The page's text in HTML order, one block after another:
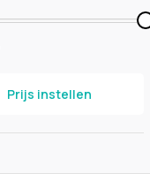
Prijs instellen